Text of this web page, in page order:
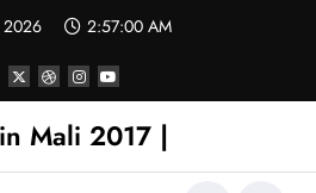
2026 2:57:00 AM
Mali 2017 |